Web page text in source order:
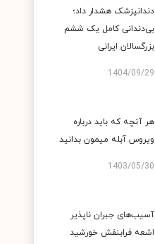
دندانپزشک هشدار داد؛
بی‌دندانی کامل یک ششم
بزرگسالان ایرانی
1404/09/29
هر آنچه که باید درباره
ویروس آبله میمون بدانید
1403/05/30
آسیب‌های جبران ناپذیر
اشعه فرابنفش خورشید